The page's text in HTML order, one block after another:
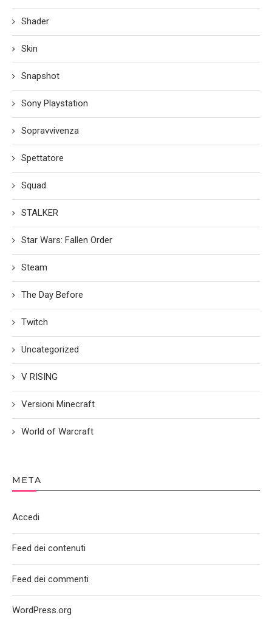
Shader
Skin
Snapshot
Sony Playstation
Sopravvivenza
Spettatore
Squad
STALKER
Star Wars: Fallen Order
Steam
The Day Before
Twitch
Uncategorized
V RISING
Versioni Minecraft
World of Warcraft
META
Accedi
Feed dei contenuti
Feed dei commenti
WordPress.org